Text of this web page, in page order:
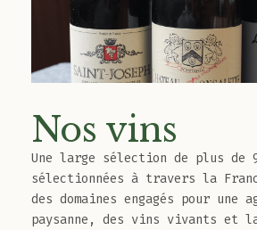
Nos vins
Une large sélection de plus de
sélectionnées à travers la
des domaines engagés pour une
paysanne, des vins vivants et